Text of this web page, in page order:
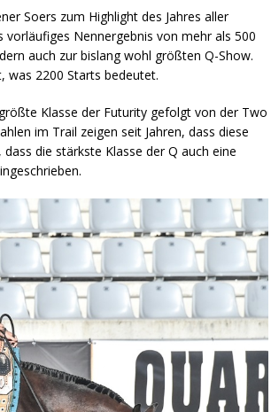
Soers zum Highlight des Jahres aller
vorläufiges Nennergebnis von mehr als 500
auch zur bislang wohl größten Q-Show.
was 2200 Starts bedeutet.
Klasse der Futurity gefolgt von der Two
im Trail zeigen seit Jahren, dass diese
die stärkste Klasse der Q auch eine